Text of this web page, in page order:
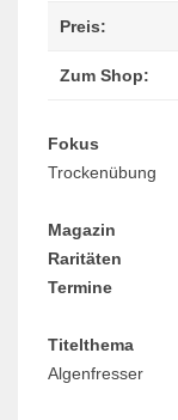
Preis:
Zum Shop:
Fokus
Trockenübung
Magazin
Raritäten
Termine
Titelthema
Algenfresser